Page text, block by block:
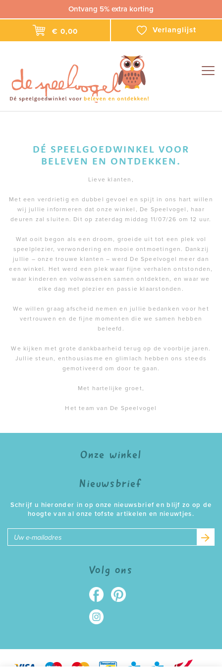
Ontvang 5% extra korting
€ 0,00 Verlanglijst
DÉ SPEELGOEDWINKEL VOOR
BELEVEN EN ONTDEKKEN.
Lieve klanten,
Met een verdrietig en dubbel gevoel en spijt in ons hart willen
wij jullie informeren dat onze winkel, De Speelvogel, haar
deuren zal sluiten. Dit op zaterdag middag 11/07/26 om 12 uur.
Wat ooit begon als een droom, groeide uit tot een plek vol
speelplezier, verwondering en mooie ontmoetingen. Dankzij
jullie – onze trouwe klanten – werd De Speelvogel meer dan
een winkel. Het werd een plek waar fijne verhalen ontstonden,
waar kinderen en volwassenen samen ontdekten, en waar we
elke dag met plezier en passie klaarstonden.
We willen graag afscheid nemen en jullie bedanken voor het
vertrouwen en de fijne momenten die we samen hebben
beleefd.
We kijken met grote dankbaarheid terug op de voorbije jaren.
Jullie steun, enthousiasme en glimlach hebben ons steeds
gemotiveerd om door te gaan.
Met hartelijke groet,
Het team van De Speelvogel
Onze winkel
Nieuwsbrief
Schrijf u hieronder in op onze nieuwsbrief en blijf zo op de
hoogte van al onze tofste artikelen en nieuwtjes.
Volg ons